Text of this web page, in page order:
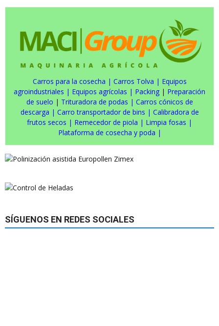
Carros para la cosecha | Carros Tolva | Equipos
agroindustriales | Equipos agrícolas | Packing | Preparación
de suelo | Trituradora de podas | Carros cónicos de
descarga | Carro transportador de bins | Calibradora de
frutos secos | Remecedor de piola | Limpia fosas |
Plataforma de cosecha y poda |
SÍGUENOS EN REDES SOCIALES